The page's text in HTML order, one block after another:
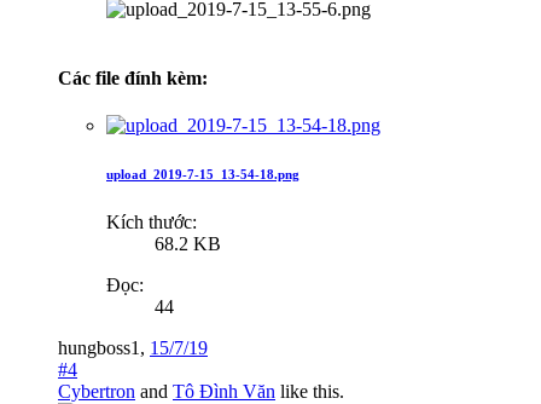
Các file đính kèm:
upload_2019-7-15_13-54-18.png
Kích thước:
68.2 KB
Đọc:
44
hungboss1 , 15/7/19
#4
Cybertron and Tô Đình Văn like this.